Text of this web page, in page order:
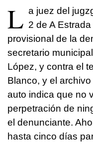
L a juez del
2 de A
provisional de la
secretario
López, y contra el
Blanco, y el
auto indica que no
perpetración de
el denunciante.
hasta cinco días